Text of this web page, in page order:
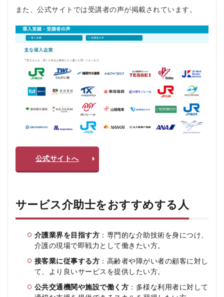
らい
か？
5.3
資格
取得
フォ
アッ
あり
か？
また、公式サイトでは受講者の声が掲載されています。
公式サイトへ
サービス介助士をおすすめする人
介護業界を目指す方 ：専門的な介助技術を身につけ、
介護の現場で即戦力として働きたい方。
接客業に従事する方 ：高齢者や障がい者の顧客に対し
て、より良いサービスを提供したい方。
公共交通機関や施設で働く方 ：多様な利用者に対して